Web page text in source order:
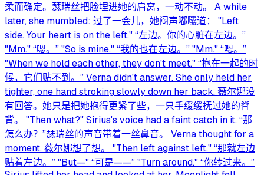
柔而确定。瑟瑞丝把脸埋进她的肩窝，一动不动。 A while
later, she mumbled: 过了一会儿，她闷声嘟囔道： "Left
side. Your heart is on the left." “左边。你的心脏在左边。”
"Mm." “嗯。” "So is mine." “我的也在左边。” "Mm." “嗯。”
"When we hold each other, they don't meet." “抱在一起的时
候，它们贴不到。” Verna didn't answer. She only held her
tighter, one hand stroking slowly down her back. 薇尔娜没
有回答。她只是把她抱得更紧了些，一只手缓缓抚过她的脊
背。 "Then what?" Sirius's voice had a faint catch in it. “那
怎么办？”瑟瑞丝的声音带着一丝鼻音。 Verna thought for a
moment. 薇尔娜想了想。 "Then left against left." “那就左边
贴着左边。” "But—" “可是——” "Turn around." “你转过来。”